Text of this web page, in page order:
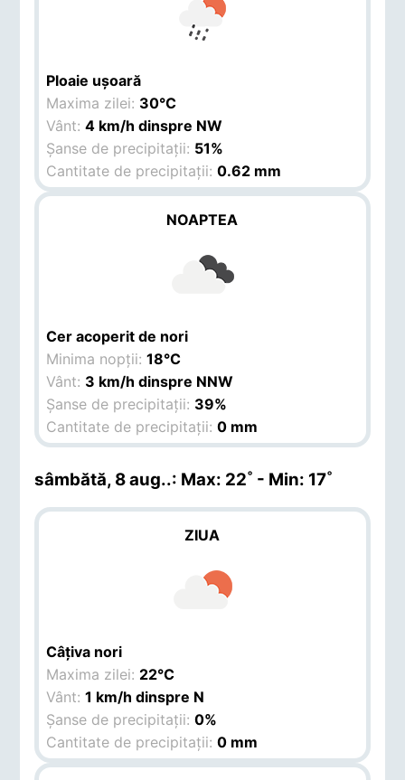
Ploaie ușoară
Maxima zilei: 30°C
Vânt:4 km/h dinspre NW
Șanse de precipitații: 51%
Cantitate de precipitații:0.62 mm
NOAPTEA
Cer acoperit de nori
Minima nopții:18°C
Vânt: 3 km/h dinspre NNW
Șanse de precipitații: 39%
Cantitate de precipitații:0 mm
sâmbătă, 8 aug..: Max: 22˚ - Min: 17˚
ZIUA
Câțiva nori
Maxima zilei: 22°C
Vânt:1 km/h dinspre N
Șanse de precipitații:0%
Cantitate de precipitații:0 mm